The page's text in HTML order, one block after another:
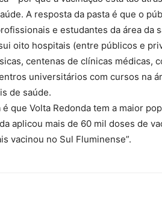
A resposta da pasta é que o
e estudantes da área da
oito hospitais (entre públicos e
centenas de clínicas médicas,
universitários com cursos na
de saúde.
que Volta Redonda tem a maior
aplicou mais de 60 mil doses de
vacinou no Sul Fluminense”.